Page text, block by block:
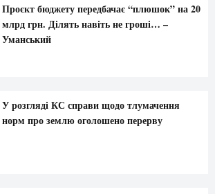
Проєкт бюджету передбачає “плюшок” на 20
млрд грн. Ділять навіть не гроші… –
Уманський
У розгляді КС справи щодо тлумачення
норм про землю оголошено перерву